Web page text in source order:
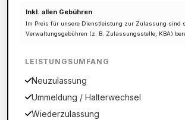
Inkl. allen Gebühren
Im Preis für unsere Dienstleistung zur Zulassung sind
Verwaltungsgebühren (z. B. Zulassungsstelle, KBA)
LEISTUNGSUMFANG
Neuzulassung
Ummeldung / Halterwechsel
Wiederzulassung